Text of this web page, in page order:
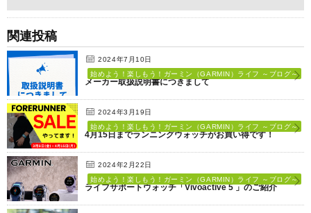
関連投稿
2024年7月10日
始めよう！楽しもう！ガーミン（GARMIN）ライフ ～ブログ～
メーカー取扱説明書につきまして
2024年3月19日
始めよう！楽しもう！ガーミン（GARMIN）ライフ ～ブログ～
4月15日までランニングウォッチがお買い得です！
2024年2月22日
始めよう！楽しもう！ガーミン（GARMIN）ライフ ～ブログ～
ライフサポートウォッチ「Vivoactive 5 」のご紹介